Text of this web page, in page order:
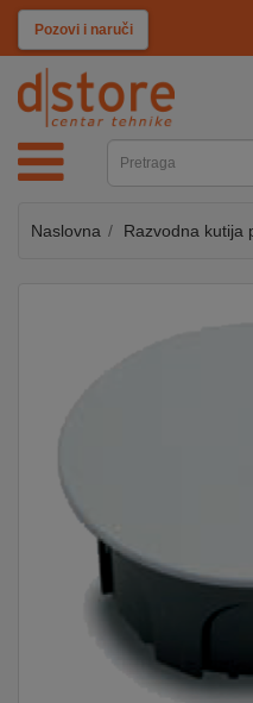
Pozovi i naruči
KATEGORIJE
TV
SAT
MOBILNI
KUĆANSKI
APARATI
Naslovna Razvodna kutija